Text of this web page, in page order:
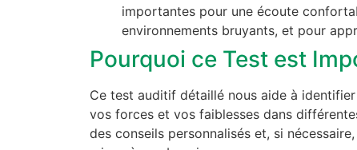
importantes pour une écoute
environnements bruyants, et pour
Pourquoi ce Test est
Ce test auditif détaillé nous aide à
vos forces et vos faiblesses dans
des conseils personnalisés et, si